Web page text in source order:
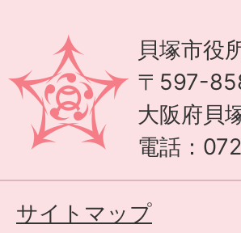
貝塚市役
〒597-
大阪府貝
電話：
サイトマップ